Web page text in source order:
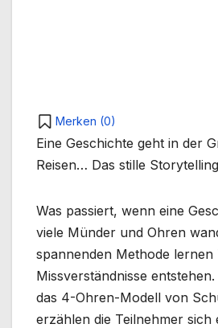
Merken (0)
Eine Geschichte geht in der
Reisen… Das stille Storytelling
Was passiert, wenn eine
viele Münder und Ohren
spannenden Methode lernen
Missverständnisse
das 4-Ohren-Modell von
erzählen die Teilnehmer sich